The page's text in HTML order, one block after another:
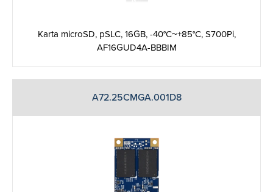
Karta microSD, pSLC, 16GB, -40°C~+85°C, S700Pi,
AF16GUD4A-BBBIM
A72.25CMGA.001D8